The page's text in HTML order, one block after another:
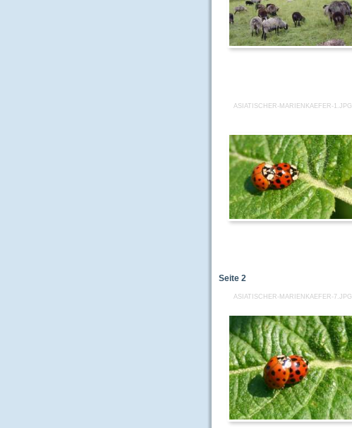
ASIATISCHER-MARIENKAEFER-1.JPG
Seite 2
ASIATISCHER-MARIENKAEFER-7.JPG